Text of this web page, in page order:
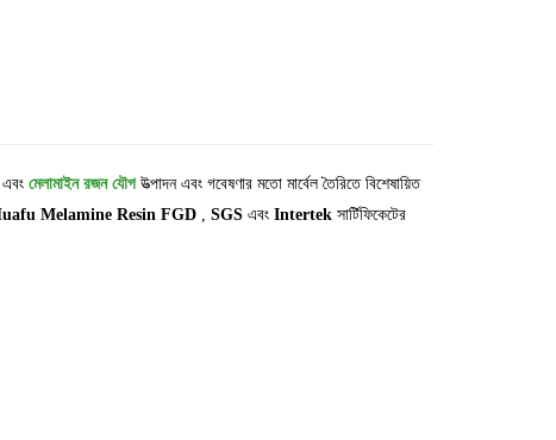
এবং মেলামাইন রজন যৌগউত্পাদন এবং গবেষণার মতো মার্বেলতৈরিতে বিশেষায়িত
Melamine Resin FGD , SGS এবং Intertek সার্টিফিকেটের